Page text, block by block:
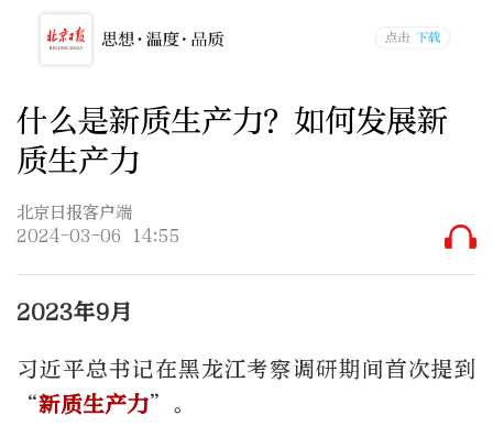
什么是新质生产力？如何发展新
质生产力
北京日报客户端
2024-03-06 14:55
2023年9月
习近平总书记在黑龙江考察调研期间首次提到
“新质生产力”。